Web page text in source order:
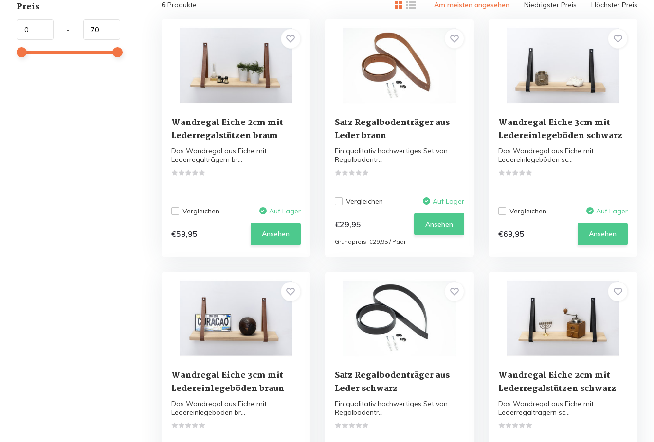
Preis
-
6Produkte Am meisten angesehen Niedrigster Preis Höchster Preis
Wandregal Eiche 2cm mit
Lederregalstützen braun
Das Wandregal aus Eiche mit
Lederregalträgern br...
Vergleichen Auf Lager
€59,95 Ansehen
Satz Regalbodenträger aus
Leder braun
Ein qualitativ hochwertiges Set von
Regalbodentr...
Vergleichen Auf Lager
€29,95 Ansehen
Grundpreis:€29,95/ Paar
Wandregal Eiche 3cm mit
Ledereinlegeböden schwarz
Das Wandregal aus Eiche mit
Ledereinlegeböden sc...
Vergleichen Auf Lager
€69,95 Ansehen
Wandregal Eiche 3cm mit
Ledereinlegeböden braun
Das Wandregal aus Eiche mit
Ledereinlegeböden br...
Satz Regalbodenträger aus
Leder schwarz
Ein qualitativ hochwertiges Set von
Regalbodentr...
Wandregal Eiche 2cm mit
Lederregalstützen schwarz
Das Wandregal aus Eiche mit
Lederregalträgern sc...